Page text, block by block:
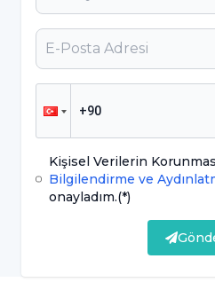
Kramp tarzında ağrı
Gaz çıkarma isteği
Bulantı
Kusma
Kişisel Verilerin
Bilgilendirme ve
onayladım.(*)